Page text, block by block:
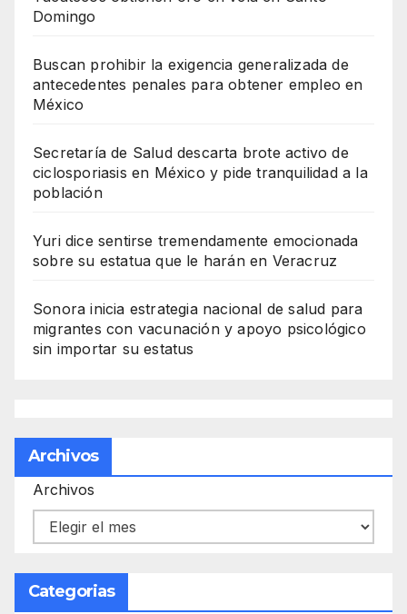
Domingo
Buscan prohibir la exigencia generalizada de
antecedentes penales para obtener empleo en
México
Secretaría de Salud descarta brote activo de
ciclosporiasis en México y pide tranquilidad a la
población
Yuri dice sentirse tremendamente emocionada
sobre su estatua que le harán en Veracruz
Sonora inicia estrategia nacional de salud para
migrantes con vacunación y apoyo psicológico
sin importar su estatus
Archivos
Archivos
Categorias